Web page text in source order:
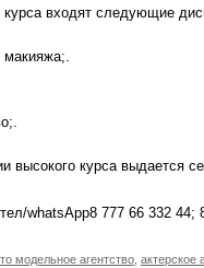
курса входят следующие
макияжа;.
высокого курса выдается
whatsApp8 777 66 332
модельное агентство актерское